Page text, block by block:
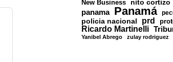
New Business
nito cortizo
panama Panamá
policia nacional prd
Ricardo Martinelli
Yanibel Abrego zulay rodriguez